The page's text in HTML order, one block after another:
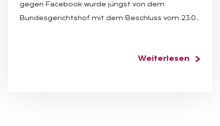
gegen Facebook wurde jüngst von dem
Bundesgerichtshof mit dem Beschluss vom 23.0…
Weiterlesen